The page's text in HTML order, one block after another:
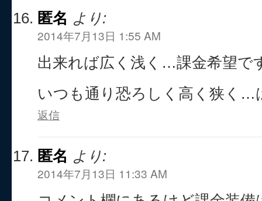
匿名 より:
2014年7月13日 1:55 AM
出来れば広く浅く…課金希望
いつも通り恐ろしく高く狭く
返信
匿名 より:
2014年7月13日 11:33 AM